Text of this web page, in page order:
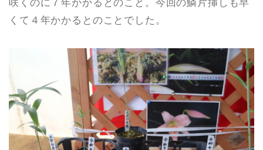
咲くのに７年かかるとのこと。今回の鱗片挿しも早
くて４年かかるとのことでした。